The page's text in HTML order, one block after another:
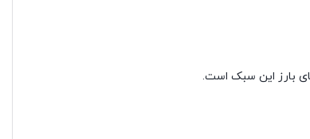
بارز این سبک است.